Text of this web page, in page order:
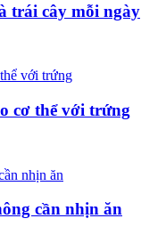
trái cây mỗi ngày
cơ thể với trứng
cần nhịn ăn